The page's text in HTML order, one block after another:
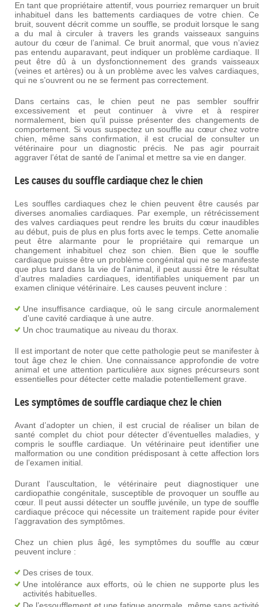
En tant que propriétaire attentif, vous pourriez remarquer un bruit
inhabituel dans les battements cardiaques de votre chien. Ce
bruit, souvent décrit comme un souffle, se produit lorsque le sang
a du mal à circuler à travers les grands vaisseaux sanguins
autour du cœur de l’animal. Ce bruit anormal, que vous n’aviez
pas entendu auparavant, peut indiquer un problème cardiaque. Il
peut être dû à un dysfonctionnement des grands vaisseaux
(veines et artères) ou à un problème avec les valves cardiaques,
qui ne s’ouvrent ou ne se ferment pas correctement.
Dans certains cas, le chien peut ne pas sembler souffrir
excessivement et peut continuer à vivre et à respirer
normalement, bien qu’il puisse présenter des changements de
comportement. Si vous suspectez un souffle au cœur chez votre
chien, même sans confirmation, il est crucial de consulter un
vétérinaire pour un diagnostic précis. Ne pas agir pourrait
aggraver l’état de santé de l’animal et mettre sa vie en danger.
Les causes du souffle cardiaque chez le chien
Les souffles cardiaques chez le chien peuvent être causés par
diverses anomalies cardiaques. Par exemple, un rétrécissement
des valves cardiaques peut rendre les bruits du cœur inaudibles
au début, puis de plus en plus forts avec le temps. Cette anomalie
peut être alarmante pour le propriétaire qui remarque un
changement inhabituel chez son chien. Bien que le souffle
cardiaque puisse être un problème congénital qui ne se manifeste
que plus tard dans la vie de l’animal, il peut aussi être le résultat
d’autres maladies cardiaques, identifiables uniquement par un
examen clinique vétérinaire. Les causes peuvent inclure :
Une insuffisance cardiaque, où le sang circule anormalement
d’une cavité cardiaque à une autre.
Un choc traumatique au niveau du thorax.
Il est important de noter que cette pathologie peut se manifester à
tout âge chez le chien. Une connaissance approfondie de votre
animal et une attention particulière aux signes précurseurs sont
essentielles pour détecter cette maladie potentiellement grave.
Les symptômes de souffle cardiaque chez le chien
Avant d’adopter un chien, il est crucial de réaliser un bilan de
santé complet du chiot pour détecter d’éventuelles maladies, y
compris le souffle cardiaque. Un vétérinaire peut identifier une
malformation ou une condition prédisposant à cette affection lors
de l’examen initial.
Durant l’auscultation, le vétérinaire peut diagnostiquer une
cardiopathie congénitale, susceptible de provoquer un souffle au
cœur. Il peut aussi détecter un souffle juvénile, un type de souffle
cardiaque précoce qui nécessite un traitement rapide pour éviter
l’aggravation des symptômes.
Chez un chien plus âgé, les symptômes du souffle au cœur
peuvent inclure :
Des crises de toux.
Une intolérance aux efforts, où le chien ne supporte plus les
activités habituelles.